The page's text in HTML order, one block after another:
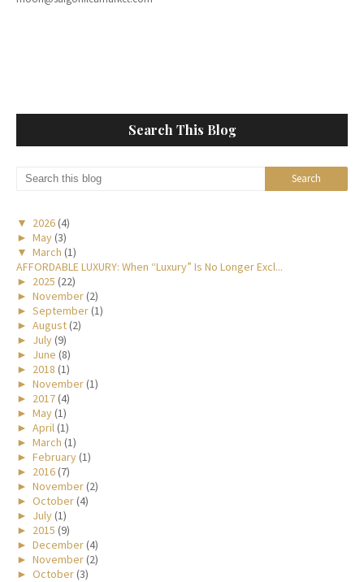
Search This Blog
▼ 2026(4)
► May(3)
▼ March (1)
AFFORDABLE LUXURY: When “Luxury” Is No Longer Excl...
► 2025 (22)
► November(2)
► September(1)
► August(2)
► July(9)
► June (8)
► 2018 (1)
► November(1)
► 2017(4)
► May(1)
► April(1)
► March (1)
► February(1)
► 2016(7)
► November(2)
► October(4)
► July(1)
► 2015 (9)
► December(4)
► November(2)
► October(3)